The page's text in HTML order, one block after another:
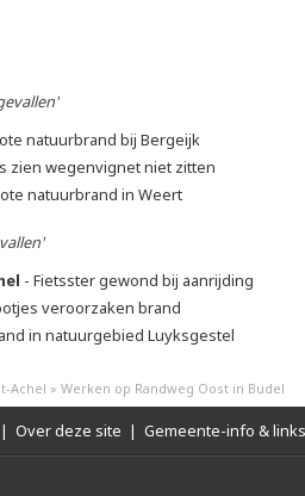
natuurbrand bij Bergeijk
zien wegenvignet niet zitten
natuurbrand in Weert
- Fietsster gewond bij aanrijding
veroorzaken brand
in natuurgebied Luyksgestel
Achel » Werken op Randweg Oost in Budel
| Over deze site | Gemeente-info & links